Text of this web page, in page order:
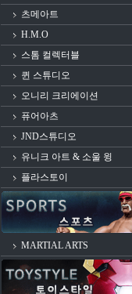
츠메아트
H.M.O
스톰 컬렉터블
퀸 스튜디오
오니리 크리에이션
퓨어아츠
JND스튜디오
유니크 아트 & 소울 윙
플라스토이
MARTIAL ARTS